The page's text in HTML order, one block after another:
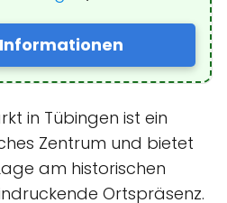
in Tübingen ist ein
Zentrum und bietet
am historischen
Ortspräsenz.